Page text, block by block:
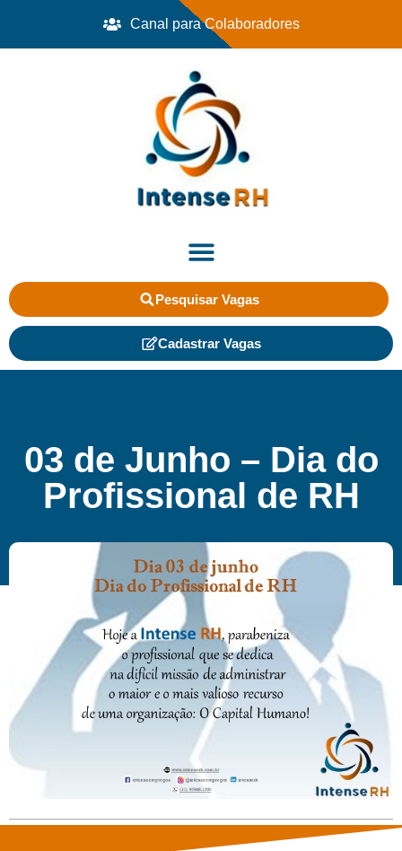
Canal para Colaboradores
Pesquisar Vagas
Cadastrar Vagas
03 de Junho – Dia do
Profissional de RH